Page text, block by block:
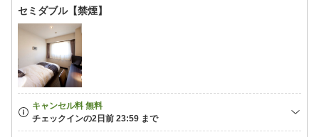
セミダブル【禁煙】